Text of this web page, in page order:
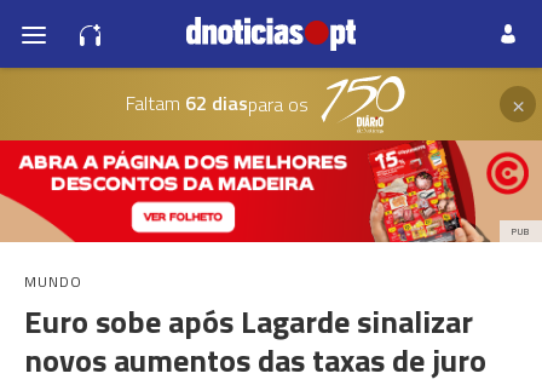
Faltam 62 diaspara os ×
PUB
MUNDO
Euro sobe após Lagarde sinalizar
novos aumentos das taxas de juro